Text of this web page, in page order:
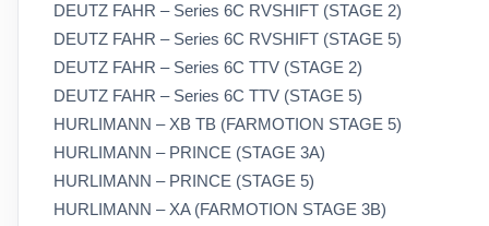
DEUTZ FAHR – Series 6C RVSHIFT (STAGE 2)
DEUTZ FAHR – Series 6C RVSHIFT (STAGE 5)
DEUTZ FAHR – Series 6C TTV (STAGE 2)
DEUTZ FAHR – Series 6C TTV (STAGE 5)
HURLIMANN – XB TB (FARMOTION STAGE 5)
HURLIMANN – PRINCE (STAGE 3A)
HURLIMANN – PRINCE (STAGE 5)
HURLIMANN – XA (FARMOTION STAGE 3B)